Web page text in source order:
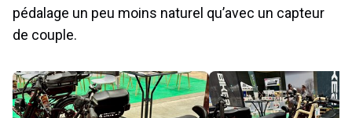
pédalage un peu moins naturel qu’avec un capteur
de couple.